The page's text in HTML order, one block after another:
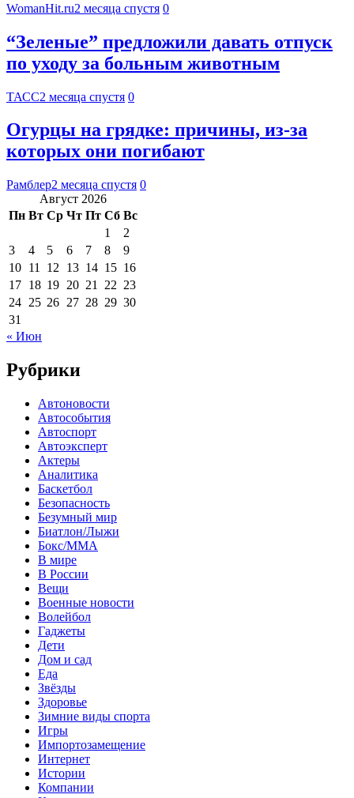
WomanHit.ru2 месяца спустя 0
“Зеленые” предложили давать отпуск
по уходу за больным животным
ТАСС2 месяца спустя 0
Огурцы на грядке: причины, из-за
которых они погибают
Рамблер2 месяца спустя 0
Август 2026
Пн Вт Ср Чт Пт Сб Вс
1
2
3
4 5 6 7 8
9
10 11 12 13 14 15 16
17 18 19 20 21 22 23
24 25 26 27 28 29 30
31
« Июн
Рубрики
Автоновости
Автособытия
Автоспорт
Автоэксперт
Актеры
Аналитика
Баскетбол
Безопасность
Безумный мир
Биатлон/Лыжи
Бокс/MMA
В мире
В России
Вещи
Военные новости
Волейбол
Гаджеты
Дети
Дом и сад
Еда
Звёзды
Здоровье
Зимние виды спорта
Игры
Импортозамещение
Интернет
Истории
Компании